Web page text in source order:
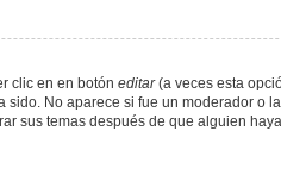
clic en en botón editar(a veces esta
No aparece si fue un moderador o
sus temas después de que alguien